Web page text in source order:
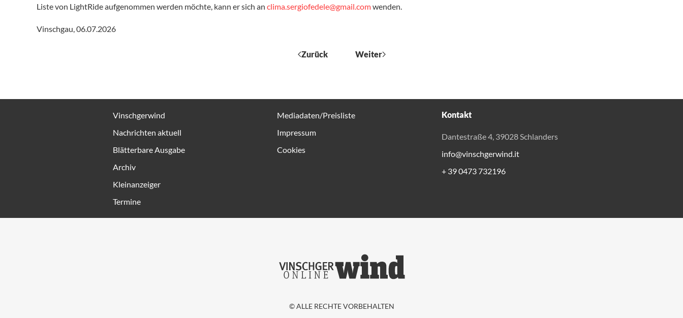
Liste von LightRide aufgenommen werden möchte, kann er sich an clima.sergiofedele@gmail.comwenden.
Vinschgau, 06.07.2026
Zurück Weiter
Vinschgerwind
Nachrichten aktuell
Blätterbare Ausgabe
Archiv
Kleinanzeiger
Termine
Mediadaten/Preisliste
Impressum
Cookies
Kontakt
Dantestraße 4, 39028 Schlanders
info@vinschgerwind.it
+ 39 0473 732196
© ALLE RECHTE VORBEHALTEN